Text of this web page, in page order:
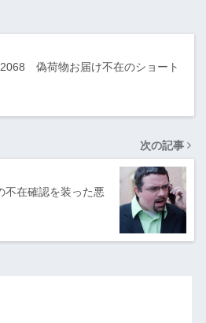
偽荷物お届け不在のショート
次の記事
在確認を装った悪